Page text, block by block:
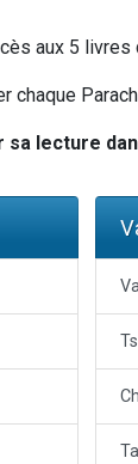
aux 5
sa lecture